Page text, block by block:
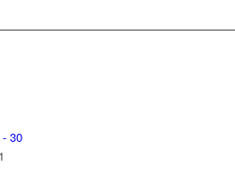
30